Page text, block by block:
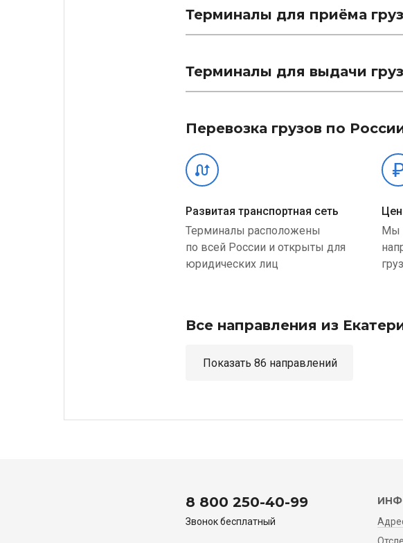
Терминалы для приёма
Терминалы для выдачи
Перевозка грузов по
Развитая транспортная сеть
Терминалы расположены
по всей России и открыты для
юридических лиц
Мы
Все направления из
Показать 86 направлений
8 800 250-40-99
Звонок бесплатный